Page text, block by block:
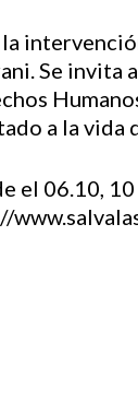
Se invita
a la vida
el 06.10,